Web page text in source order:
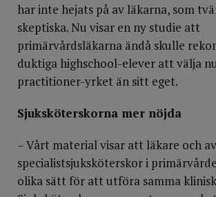
har inte hejats på av läkarna, som
skeptiska. Nu visar en ny studie att
primärvårdsläkarna ändå skulle
duktiga highschool-elever att välja
practitioner-yrket än sitt eget.
Sjuksköterskorna mer nöjda
– Vårt material visar att läkare och
specialistsjuksköterskor i
olika sätt för att utföra samma